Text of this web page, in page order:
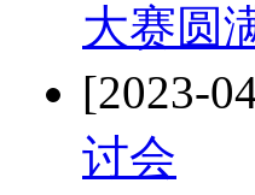
大赛圆
[2023-
讨会